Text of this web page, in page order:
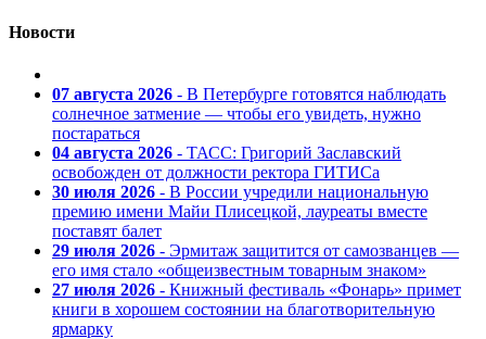
Новости
07 августа 2026 - В Петербурге готовятся наблюдать
солнечное затмение — чтобы его увидеть, нужно
постараться
04 августа 2026 - ТАСС: Григорий Заславский
освобожден от должности ректора ГИТИСа
30 июля 2026 - В России учредили национальную
премию имени Майи Плисецкой, лауреаты вместе
поставят балет
29 июля 2026 - Эрмитаж защитится от самозванцев —
его имя стало «общеизвестным товарным знаком»
27 июля 2026 - Книжный фестиваль «Фонарь» примет
книги в хорошем состоянии на благотворительную
ярмарку